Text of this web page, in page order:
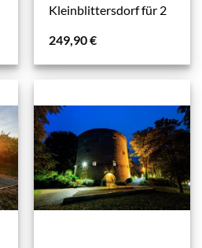
Kleinblittersdorf für 2
249,90€